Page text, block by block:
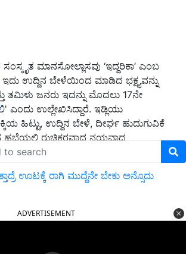
ಸಂಸ್ಕೃತ ಮಾನಸೋಲ್ಲಾಸವು ‘ಇದ್ದರಿಕಾ’ ಎಂಬ
ಉದ್ದಿನ ಬೇಳೆಯಿಂದ ಮಾಡಿದ ಭಕ್ಷ್ಯವನ್ನು
ತಮಿಳು ಜನರು ಇದನ್ನು ಮೊದಲು 17ನೇ
ಎಂದು ಉಲ್ಲೇಖಿಸಿದ್ದಾರೆ. ಇಡ್ಲಿಯು
ಹಿಟ್ಟು, ಉದ್ದಿನ ಬೇಳೆ, ದೀರ್ಘ ಹುದುಗುವಿಕೆ
ಹಬೆಯಲ್ಲಿ ರುಚಿಕರವಾದ ನಯವಾದ
ಊಟಕ್ಕೆ ರಾಗಿ ಮುದ್ದೆನೇ ಬೇಕು ಅನ್ಸೊದು
ADVERTISEMENT